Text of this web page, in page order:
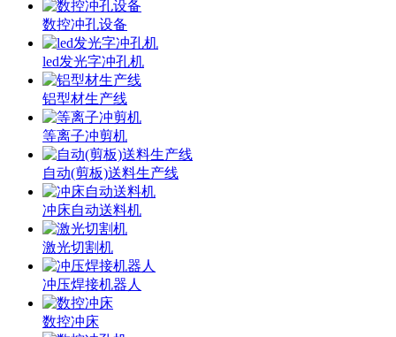
数控冲孔设备
led发光字冲孔机
铝型材生产线
等离子冲剪机
自动(剪板)送料生产线
冲床自动送料机
激光切割机
冲压焊接机器人
数控冲床